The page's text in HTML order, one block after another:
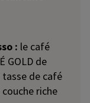
: le café
GOLD de
de café
riche